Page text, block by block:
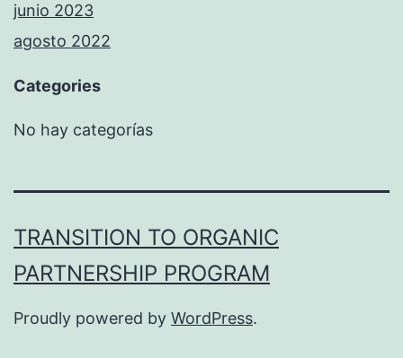
junio 2023
agosto 2022
Categories
No hay categorías
TRANSITION TO ORGANIC
PARTNERSHIP PROGRAM
Proudly powered by WordPress.